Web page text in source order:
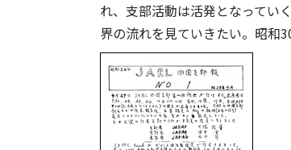
れ、支部活動は活発となってい
界の流れを見ていきたい。昭和